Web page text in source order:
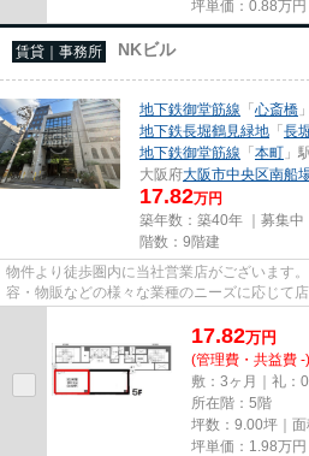
坪単価： 0.88万円
賃貸｜事務所 NKビル
地下鉄御堂筋線 「心斎橋
地下鉄長堀鶴見緑地 「長
地下鉄御堂筋線 「本町 」
大阪府大阪市中央区南船
17.82万円
築年数：築40年 ｜募集中
階数：9階建
物件より徒歩圏内に当社営業店がございます
容・物販などの様々な業種のニーズに応じて
尚、弊社ではおとり広告は一切...
17.82万円
(管理費・共益費 -)
敷：3ヶ月｜礼：
所在階：5階
坪数：9.00坪｜
坪単価： 1.98万円